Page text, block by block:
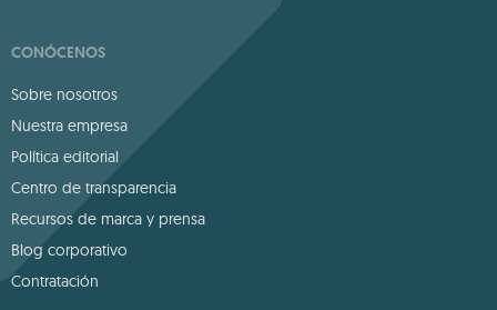
CONÓCENOS
Sobre nosotros
Nuestra empresa
Política editorial
Centro de transparencia
Recursos de marca y prensa
Blog corporativo
Contratación